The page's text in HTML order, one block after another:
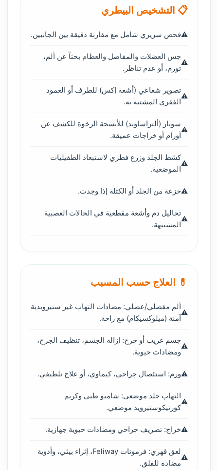
📋 التشخيص البيطري
فحص سريري شامل مع مقارنة دقيقة بين الجانبين.
جس العضلات والمفاصل والعظام بحثاً عن ألم،
تورم، أو عدم تناظر.
تصوير شعاعي (أشعة إكس) للطرف أو العمود
الفقري المشتبه به.
سونار (ألتراساوند) للأنسجة الرخوة للكشف عن
أورام أو خراجات عميقة.
كشط الجلد وزرع فطري لاستبعاد الطفيليات
الموضعية.
خزعة من الجلد أو الكتلة إذا وجدت.
تحاليل دم وأشعة مقطعية في الحالات العصبية
المشتبهة.
💊 العلاج حسب المسبب
ألم مفصلي/عضلي: مضادات التهاب غير ستيرويدية
آمنة (ميلوكسيكام) مع راحة.
جسم غريب أو جرح: إزالة الجسم، تنظيف الجرح،
ومضادات حيوية.
ورم: استئصال جراحي، كيماوي، أو علاج تلطيفي.
التهاب جلد موضعي: شامبو طبي وكريم
كورتيكوستيرويد موضعي.
خراج: تصريف جراحي ومضادات حيوية جهازية.
لعق قهري: فرمونات Feliway، إثراء بيئي، وأدوية
مضادة للقلق.